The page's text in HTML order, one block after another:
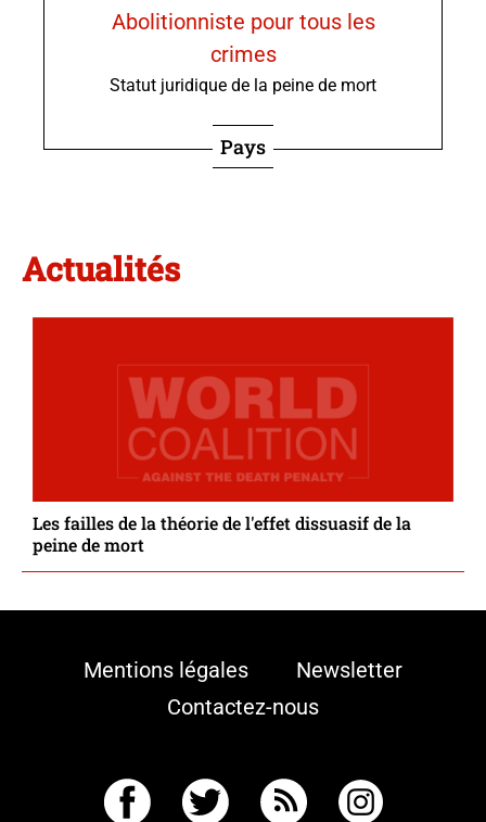
Abolitionniste pour tous les
crimes
Statut juridique de la peine de mort
Pays
Actualités
Les failles de la théorie de l'effet dissuasif de la
peine de mort
Mentions légales
Newsletter
Contactez-nous